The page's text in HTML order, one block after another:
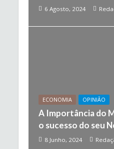
6 Agosto, 2024
ECONOMIA OPINIÃO
A Importância do
o sucesso do seu
8 Junho, 2024